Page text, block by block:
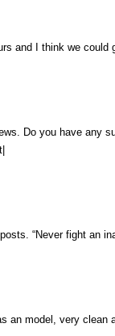
and I think we could
Do you have any
“Never fight an
an model, very